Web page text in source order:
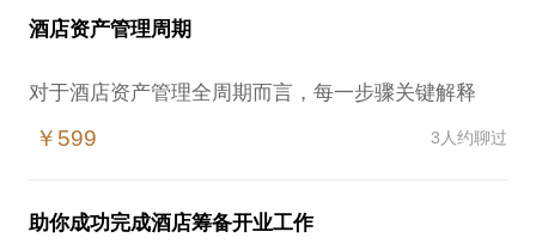
酒店资产管理周期
￥599 3人约聊过
助你成功完成酒店筹备开业工作